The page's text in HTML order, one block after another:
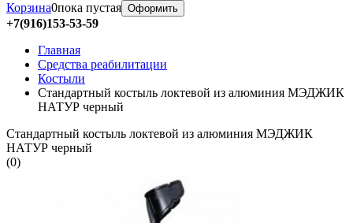
Корзина0пока пустая Оформить
+7(916)153-53-59
Главная
Средства реабилитации
Костыли
Стандартный костыль локтевой из алюминия МЭДЖИК
НАТУР черный
Стандартный костыль локтевой из алюминия МЭДЖИК
НАТУР черный
(0)